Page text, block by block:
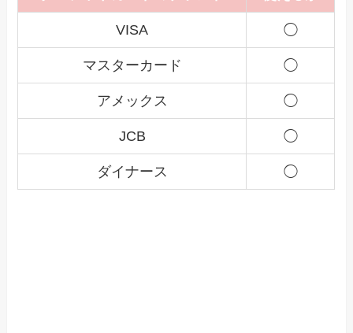
VISA ◯
マスターカード ◯
アメックス ◯
JCB ◯
ダイナース ◯